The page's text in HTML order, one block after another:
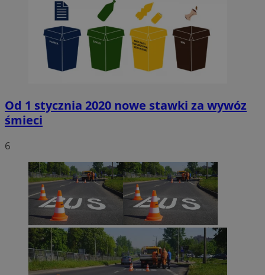
Od 1 stycznia 2020 nowe stawki za wywóz
śmieci
6